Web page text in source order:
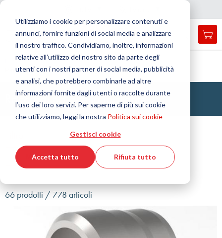
Utilizziamo i cookie per personalizzare contenuti e
annunci, fornire funzioni di social media e analizzare
il nostro traffico. Condividiamo, inoltre, informazioni
relative all’utilizzo del nostro sito da parte degli
utenti con i nostri partner di social media, pubblicità
e analisi, che potrebbero combinarle ad altre
informazioni fornite dagli utenti o raccolte durante
l’uso dei loro servizi. Per saperne di più sui cookie
che utilizziamo, leggi la nostra Politica sui cookie
Gestisci cookie
Accetta tutto Rifiuta tutto
Menu
search
Cerca
Home Tecnologia dei fluidi
Raccordo
Raccordi ad anello tagliente
Raccordi ad anello tagliente
Mostra filtri
66 prodotti / 778 articoli